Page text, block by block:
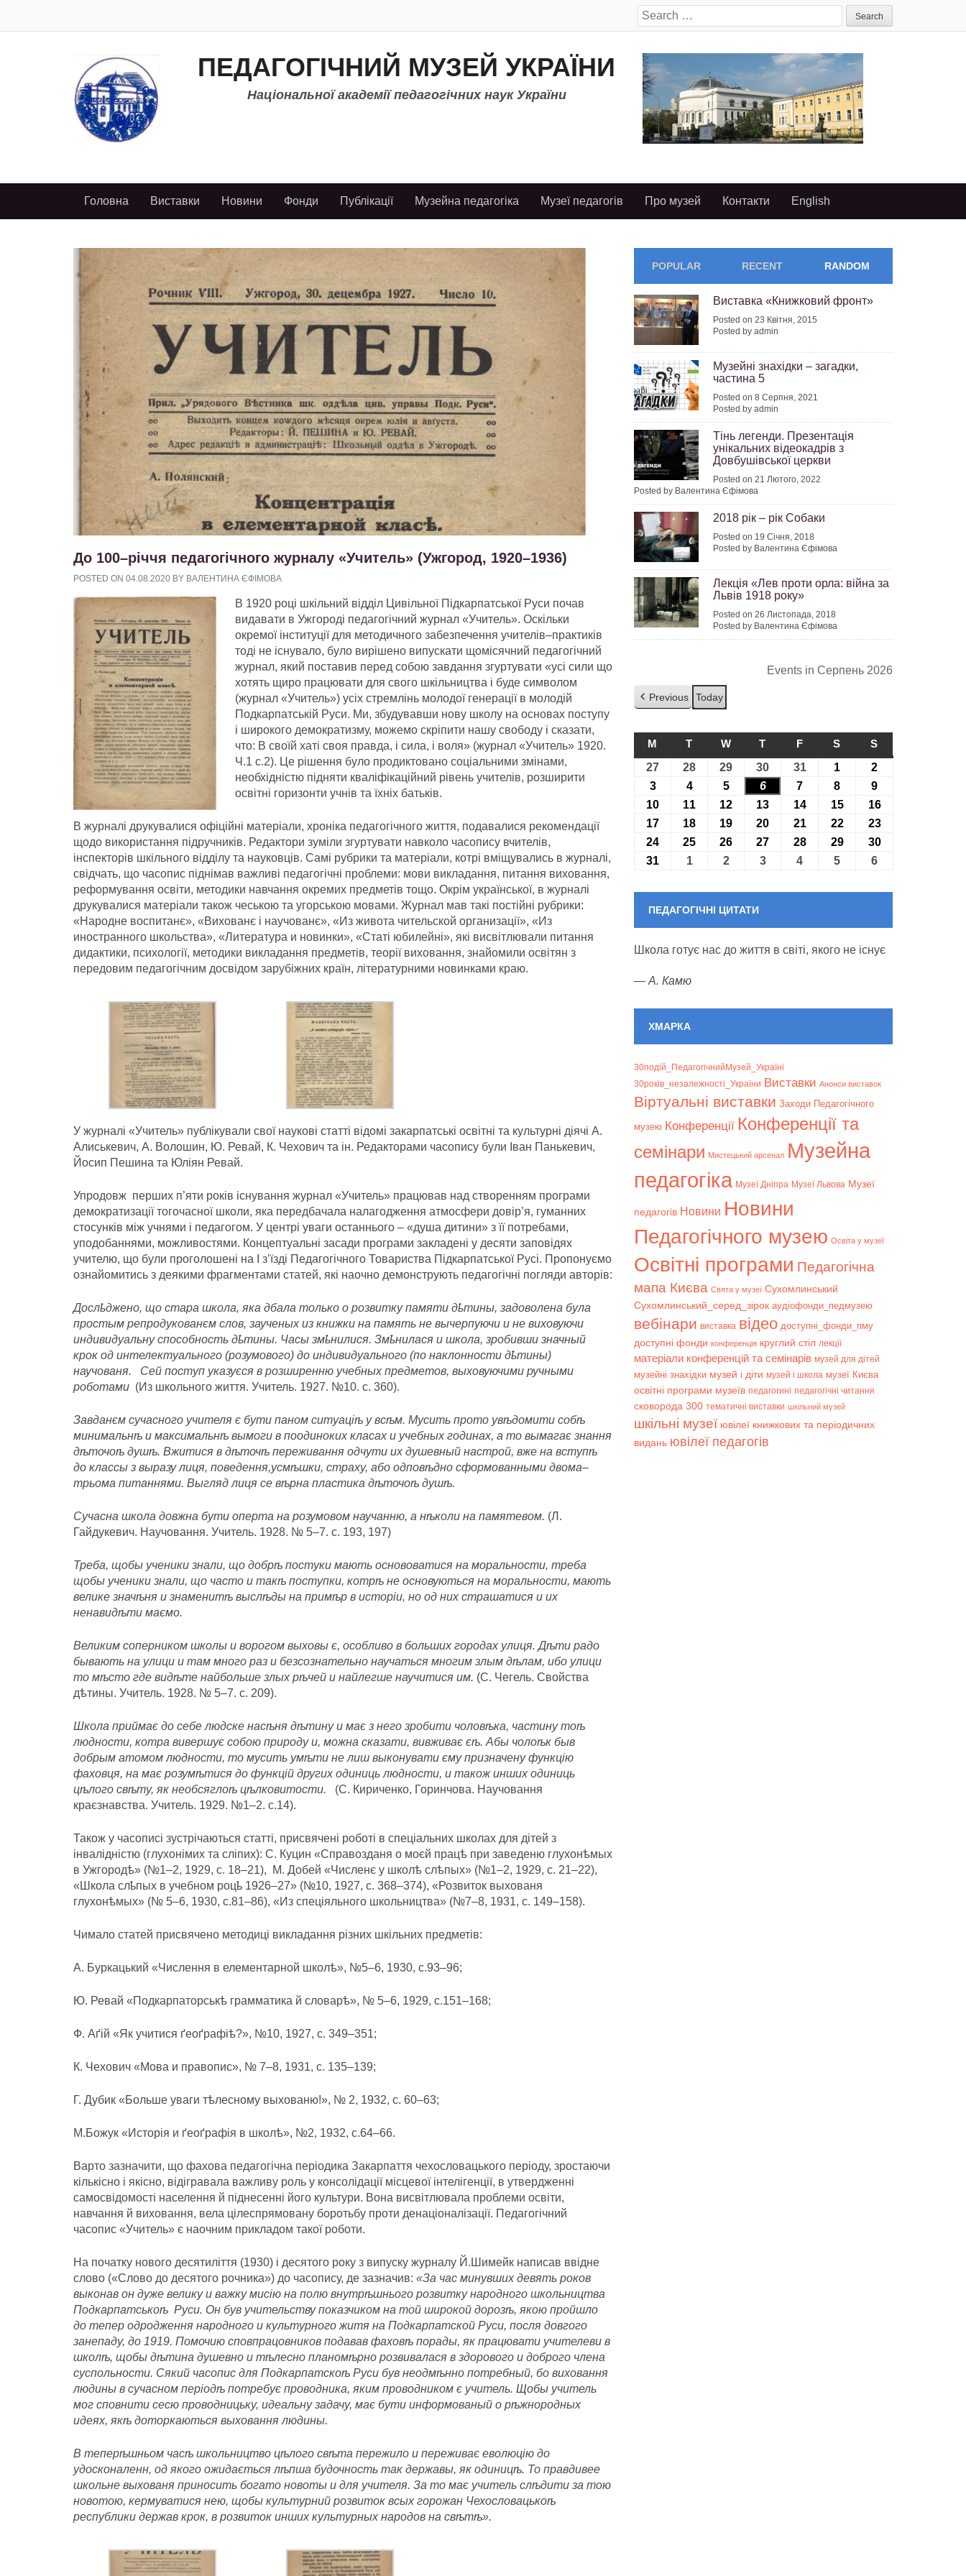
Search
for:
ПЕДАГОГІЧНИЙ МУЗЕЙ УКРАЇНИ
Національної академії педагогічних наук України
Головна Виставки Новини Фонди Публікації Музейна педагогіка Музеї педагогів Про музей Контакти English
До 100–річчя педагогічного журналу «Учитель» (Ужгород, 1920–1936)
POSTED ON 04.08.2020 BY ВАЛЕНТИНА ЄФІМОВА
В 1920 році шкільний відділ Цивільної Підкарпатської Руси почав
видавати в Ужгороді педагогічний журнал «Учитель». Оскільки
окремої інституції для методичного забезпечення учителів–практиків
тоді не існувало, було вирішено випускати щомісячний педагогічний
журнал, який поставив перед собою завдання згуртувати «усі сили що
хотять щиро працювати для свого шкільництва і буде символом
(журнал «Учитель») усіх стремлінь молодої генерації в молодій
Подкарпатській Руси. Ми, збудувавши нову школу на основах поступу
і широкого демократизму, можемо скріпити нашу свободу і сказати,
что: В своїй хаті своя правда, і сила, і воля» (журнал «Учитель» 1920.
Ч.1 с.2). Це рішення було продиктовано соціальними змінами,
необхідністю підняти кваліфікаційний рівень учителів, розширити
освітні горизонти учнів та їхніх батьків.
В журналі друкувалися офіційні матеріали, хроніка педагогічного життя, подавалися рекомендації
щодо використання підручників. Редактори зуміли згуртувати навколо часопису вчителів,
інспекторів шкільного відділу та науковців. Самі рубрики та матеріали, котрі вміщувались в журналі,
свідчать, що часопис піднімав важливі педагогічні проблеми: мови викладання, питання виховання,
реформування освіти, методики навчання окремих предметів тощо. Окрім української, в журналі
друкувалися матеріали також чеською та угорською мовами. Журнал мав такi постiйнi рубрики:
«Народне воспитанє», «Вихованє i научованє», «Из живота чительской организацiї», «Из
иностранного школьства», «Литература и новинки», «Статi юбилейнi», якi висвiтлювали питання
дидактики, психологiї, методики викладання предметiв, теорiї виховання, знайомили освiтян з
передовим педагогiчним досвiдом зарубiжних країн, лiтературними новинками краю.
У журналі «Учитель» публікували свої наукові статті відомі закарпатські освітні та культурні діячі А.
Алиськевич, А. Волошин, Ю. Ревай, К. Чехович та ін. Редакторами часопису були Іван Панькевич,
Йосип Пешина та Юліян Ревай.
Упродовж перших п’яти рокiв iснування журнал «Учитель» працював над створенням програми
демократизацiї тогочасної школи, яка передбачала налагодження атмосфери довiр’я, гуманних
стосункiв мiж учнями i педагогом. У центрi уваги останнього – «душа дитини» з її потребами,
уподобаннями, можливостями. Концептуальнi засади програми закладенi у десяти заповiдях
учителю, що були проголошенi на I з’їздi Педагогiчного Товариства Пiдкарпатської Русi. Пропонуємо
ознайомитись з деякими фрагментами статей, які наочно демонструють педагогічні погляди авторів:
Дослҍджено, що стара школа, яка дбала только о розвитку памяти дҍтины, задоволена була
простым репродукованєм слов, заученых из книжки на память не вычерпуючи и не виховуючи
индивидуальну способность дҍтины. Часы змҍнилися. Змҍнилася и школа, зробивши значный
крок од интелектуального (розумового) до индивидуального (по наклонности дҍтины)
научованя. Сей поступ указуєся в розширенню учебных предметов, выховуючими ручными
роботами (Из школьного життя. Учитель. 1927. №10. с. 360).
Завданєм сучасного учителя є бути паном ситуаціѣ у всѣм. Мусить прото увѣдомити собѣ
минимальнѣ и максимальнѣ вымоги в поодиноких класах и учебных годинах, а то вымагає знання
дѣточоѣ душѣ. Вжитися в дѣточѣ переживання одчути их душевный настрой, вже на вступѣ
до классы з выразу лиця, поведення,усмѣшки, страху, або одповѣдно сформованными двома–
трьома питаннями. Выгляд лиця се вѣрна пластика дѣточоѣ душѣ.
Сучасна школа довжна бути оперта на розумовом научанню, а нѣколи на памятевом. (Л.
Гайдукевич. Научовання. Учитель. 1928. № 5–7. с. 193, 197)
Треба, щобы ученики знали, що добрѣ постуки мають основоватися на моральности, треба
щобы ученики знали, що часто и такѣ поступки, котрѣ не основуються на моральности, мають
велике значѣня и знаменитѣ выcлѣды на примѣр в исторіи, но од них страшатися и их
ненавидѣти маємо.
Великим соперником школы и ворогом выховы є, особливо в больших городах улиця. Дѣти радо
бывають на улици и там много раз и безсознательно научаться многим злым дѣлам, ибо улици
то мѣсто где видѣте найбольше злых рѣчей и найлегше научитися им. (С. Чегель. Свойства
дѣтины. Учитель. 1928. № 5–7. с. 209).
Школа приймає до себе людске насѣня дѣтину и має з него зробити чоловѣка, частину тоѣ
людности, котра вивершує собою природу и, можна сказати, вивживає єѣ. Абы чолоѣк быв
добрым атомом людности, то мусить умѣти не лиш выконувати єму призначену функцію
фаховця, на має розумѣтися до функцій других одиниць людности, и також инших одиниць
цѣлого свѣту, як необсяглоѣ цѣлковитости. (С. Кириченко, Горинчова. Научовання
краєзнавства. Учитель. 1929. №1–2. с.14).
Також у часописі зустрічаються статті, присвячені роботі в спеціальних школах для дітей з
інвалідністю (глухонімих та сліпих): С. Куцин «Справозданя о моєй працѣ при заведеню глухонѣмых
в Ужгородѣ» (№1–2, 1929, с. 18–21), М. Добей «Численє у школѣ слѣпых» (№1–2, 1929, с. 21–22),
«Школа слҍпых в учебном роцҍ 1926–27» (№10, 1927, с. 368–374), «Розвиток выхованя
глухонѣмых» (№ 5–6, 1930, с.81–86), «Из спеціяльного школьництва» (№7–8, 1931, с. 149–158).
Чимало статей присвячено методиці викладання різних шкільних предметів:
А. Буркацький «Числення в елементарной школѣ», №5–6, 1930, с.93–96;
Ю. Ревай «Подкарпаторськѣ грамматика й словарѣ», № 5–6, 1929, с.151–168;
Ф. Аґій «Як учитися ґеоґрафіѣ?», №10, 1927, с. 349–351;
К. Чехович «Мова и правопис», № 7–8, 1931, с. 135–139;
Г. Дубик «Больше уваги тѣлесному выхованю!», № 2, 1932, с. 60–63;
М.Божук «Исторія и ґеоґрафія в школѣ», №2, 1932, с.64–66.
Варто зазначити, що фахова педагогічна періодика Закарпаття чехословацького періоду, зростаючи
кількісно і якісно, відігравала важливу роль у консолідації місцевої інтелігенції, в утвердженні
самосвідомості населення й піднесенні його культури. Вона висвітлювала проблеми освіти,
навчання й виховання, вела цілеспрямовану боротьбу проти денаціоналізації. Педагогічний
часопис «Учитель» є наочним прикладом такої роботи.
На початку нового десятиліття (1930) і десятого року з випуску журналу Й.Шимейк написав ввідне
слово («Слово до десятого рочника») до часопису, де зазначив: «За час минувших девять роков
выконав он дуже велику и важку мисію на полю внутрѣшнього розвитку народного школьництва
Подкарпатськоѣ Руси. Он був учительству показчиком на той широкой дорозѣ, якою пройшло
до тепер одродження народного и культурного житя на Подкарпатской Руси, посля довгого
занепаду, до 1919. Помочию сповпрацовников подавав фаховѣ порады, як працювати учителеви в
школѣ, щобы дѣтина душевно и тѣлесно планомѣрно розвивалася в здорового и доброго члена
суспольности. Сякий часопис для Подкарпатскоѣ Руси був неодмѣнно потребный, бо виховання
людины в сучасном періодѣ потребує проводника, яким проводником є учитель. Щобы учитель
мог сповнити сесю проводницьку, идеальну задачу, має бути информованый о рѣжнородных
идеях, якѣ доторкаються выховання людины.
В теперѣшньом часѣ школьництво цѣлого свѣта пережило и переживає еволюцію до
удосконаленн, од якого ожидається лѣпша будочность так державы, як одиницѣ. То правдивее
школьне выхованя приносить богато новоты и для учителя. За то має учитель слѣдити за тою
новотою, кермуватися нею, щобы культурний розвиток всых горожан Чехословацькоѣ
республики держав крок, в розвиток инших культурных народов на свѣтѣ».
POPULAR RECENT RANDOM
Виставка «Книжковий фронт»
Posted on 23 Квітня, 2015
Posted by admin
Музейні знахідки – загадки,
частина 5
Posted on 8 Серпня, 2021
Posted by admin
Тінь легенди. Презентація
унікальних відеокадрів з
Довбушівської церкви
Posted on 21 Лютого, 2022
Posted by Валентина Єфімова
2018 рік – рік Собаки
Posted on 19 Січня, 2018
Posted by Валентина Єфімова
Лекція «Лев проти орла: війна за
Львів 1918 року»
Posted on 26 Листопада, 2018
Posted by Валентина Єфімова
Events in Серпень 2026
Previous Today
M ПОНЕДІЛОК
T ВІВТОРОК
WСЕРЕДА
T ЧЕТВЕР
FП’ЯТНИЦЯ
S СУБОТА
S
27 27.07.2026
28 28.07.2026
29 29.07.2026
30 30.07.2026
3131.07.2026
1 01.08.2026
2
303.08.2026
404.08.2026
505.08.2026
606.08.2026
7 07.08.2026
8 08.08.2026
9
10 10.08.2026
11 11.08.2026
12 12.08.2026
13 13.08.2026
1414.08.2026
1515.08.2026
1616.08.2026
17 17.08.2026
18 18.08.2026
19 19.08.2026
20 20.08.2026
2121.08.2026
2222.08.2026
2323.08.2026
24 24.08.2026
25 25.08.2026
26 26.08.2026
27 27.08.2026
2828.08.2026
2929.08.2026
3030.08.2026
31 31.08.2026
101.09.2026
202.09.2026
303.09.2026
4 04.09.2026
5 05.09.2026
6
ПЕДАГОГІЧНІ ЦИТАТИ
Школа готує нас до життя в світі, якого не існує
— А. Камю
ХМАРКА
30подій_ПедагогічнийМузей_Україні
30років_незалежності_України Bиставки Анонси виставок
Віртуальні виставки Заходи Педагогічного
музею Конференції Конференції та
семінари Мистецький арсенал Музейна
педагогіка Музеї Дніпра Музеї Львова Музеї
педагогів Новини Новини
Педагогічного музею Освіта у музеї
Освітні програми Педагогічна
мапа Києва Свята у музеї Сухомлинський
Сухомлинський_серед_зірок аудіофонди_педмузею
вебінари виставка відео доступні_фонди_пму
доступні фонди конференція круглий стіл лекції
матеріали конференцій та семінарів музей для дітей
музейні знахідки музей і діти музей і школа музеї Києва
освітні програми музеїв педагогині педагогічні читання
сковорода 300 тематичні виставки шкільний музей
шкільні музеї ювілеї книжкових та періодичних
видань ювілеї педагогів